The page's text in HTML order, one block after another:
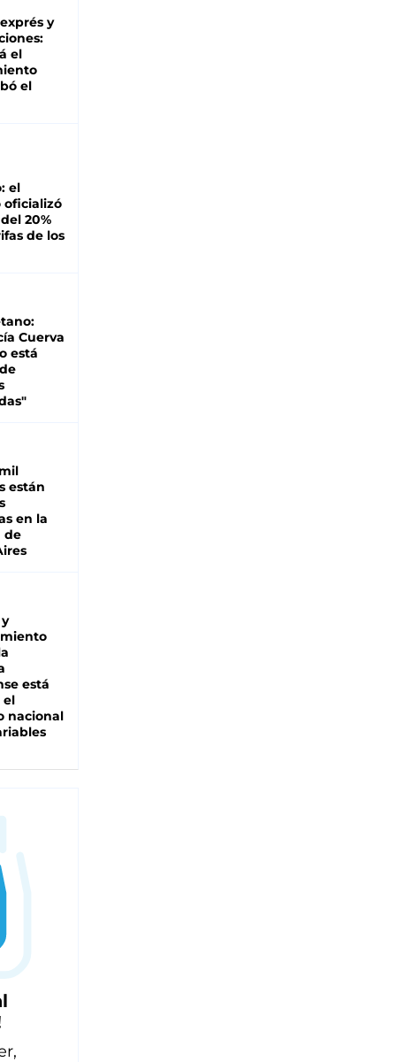
y
el
el
el
oficializó
20%
de los
Cuerva
está
están
en la
de
está
el
nacional